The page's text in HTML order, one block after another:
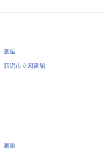
邂逅
新潟市立図書館
邂逅